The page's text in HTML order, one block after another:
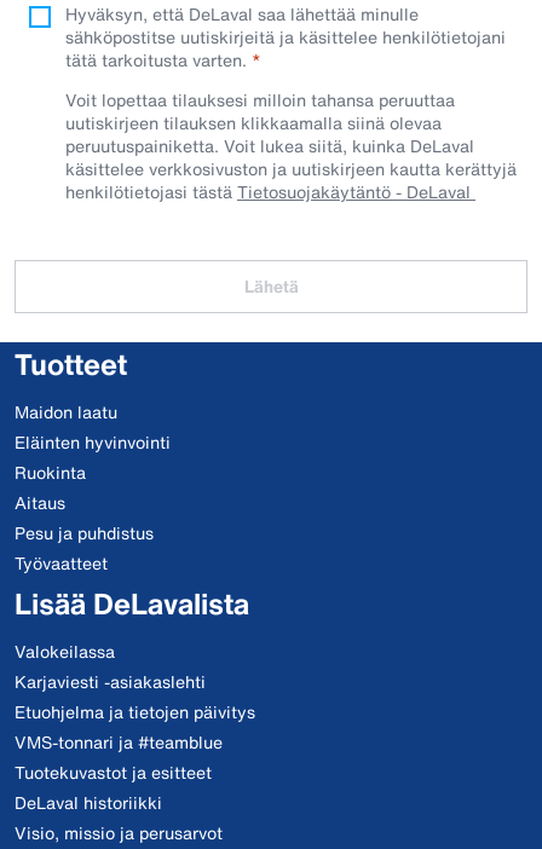
Hyväksyn, että DeLaval saa lähettää minulle
sähköpostitse uutiskirjeitä ja käsittelee henkilötietojani
tätä tarkoitusta varten.
Voit lopettaa tilauksesi milloin tahansa peruuttaa
uutiskirjeen tilauksen klikkaamalla siinä olevaa
peruutuspainiketta. Voit lukea siitä, kuinka DeLaval
käsittelee verkkosivuston ja uutiskirjeen kautta kerättyjä
henkilötietojasi tästäTietosuojakäytäntö - DeLaval
Lähetä
Tuotteet
Maidon laatu
Eläinten hyvinvointi
Ruokinta
Aitaus
Pesu ja puhdistus
Työvaatteet
Lisää DeLavalista
Valokeilassa
Karjaviesti -asiakaslehti
Etuohjelma ja tietojen päivitys
VMS-tonnari ja #teamblue
Tuotekuvastot ja esitteet
DeLaval historiikki
Visio, missio ja perusarvot